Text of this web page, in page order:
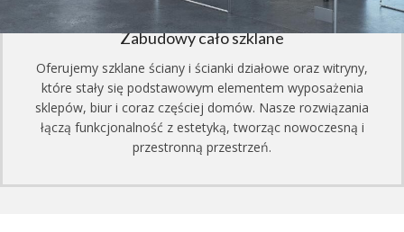
Zabudowy cało szklane
Oferujemy szklane ściany i ścianki działowe oraz witryny,
które stały się podstawowym elementem wyposażenia
sklepów, biur i coraz częściej domów. Nasze rozwiązania
łączą funkcjonalność z estetyką, tworząc nowoczesną i
przestronną przestrzeń.